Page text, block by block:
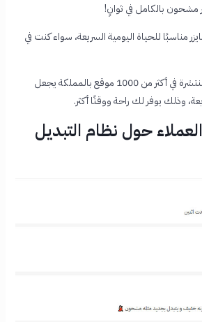
مشحون بالكامل في ثوانٍ!
مناسبًا للحياة اليومية السريعة، سواء كنت في
وجود محطات التبديل المنتشرة في أكثر من 1000 موقع بالمملكة يجعل
وذلك يوفر لك راحة ووقتًا أكثر.
حول نظام التبديل